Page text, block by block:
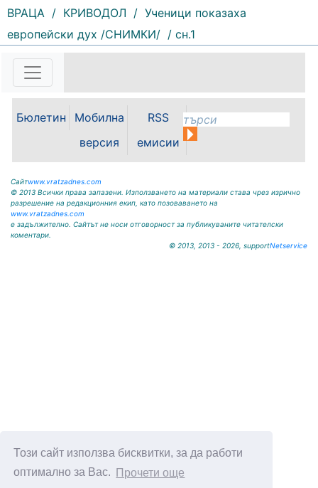
Този сайт използва бисквитки, за да работи
оптимално за Вас.
Прочети още
190 | 2026-08-07 10:31:48
"Водоснабдяване и канализация“
ООД – Враца уведомява своите
възникнала аварийна ситуация е
спряно водоподаването в
ул."Никола Вапцаров" днес
07.08.2026г. до отстраняване на
аварията. Тел.: 092 66 11 19 Тел.:
0889 316...
ВРАЦА / КРИВОДОЛ / Ученици показаха
европейски дух /СНИМКИ/ / сн.1
Бюлетин
Мобилна
версия
RSS
емисии
Сайтwww.vratzadnes.com
© 2013 Всички права запазени. Използването на материали става чрез изрично
разрешение на редакционния екип, като позоваването на
www.vratzadnes.com
е задължително. Сайтът не носи отговорност за публикуваните читателски
коментари.
© 2013, 2013 - 2026, supportNetservice